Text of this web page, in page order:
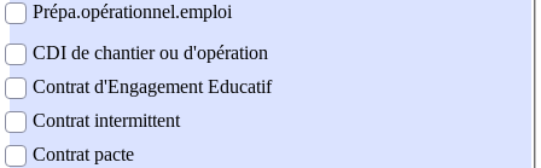
Prépa.opérationnel.emploi
CDI de chantier ou d'opération
Contrat d'Engagement Educatif
Contrat intermittent
Contrat pacte